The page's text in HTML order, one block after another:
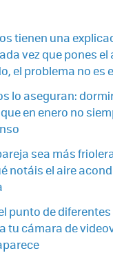
tienen una
vez que pones el
el problema no es
lo aseguran:
en enero no
sea más
notáis el aire
punto de
tu cámara de